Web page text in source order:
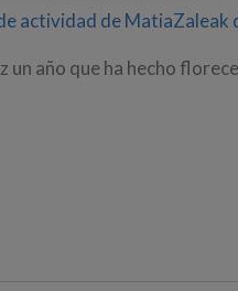
actividad de MatiaZaleak
un año que ha hecho